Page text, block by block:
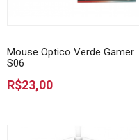
Mouse Optico Verde Gamer
S06
R$23,00